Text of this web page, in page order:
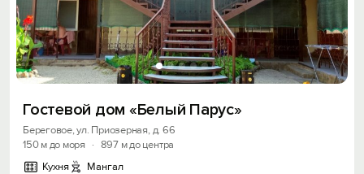
Гостевой дом «Белый Парус»
Береговое, ул. Приозерная, д. 66
150 м до моря
· 897 м до центра
Кухня
Мангал
Вход на сайт
Войти илиЗарегистрироваться